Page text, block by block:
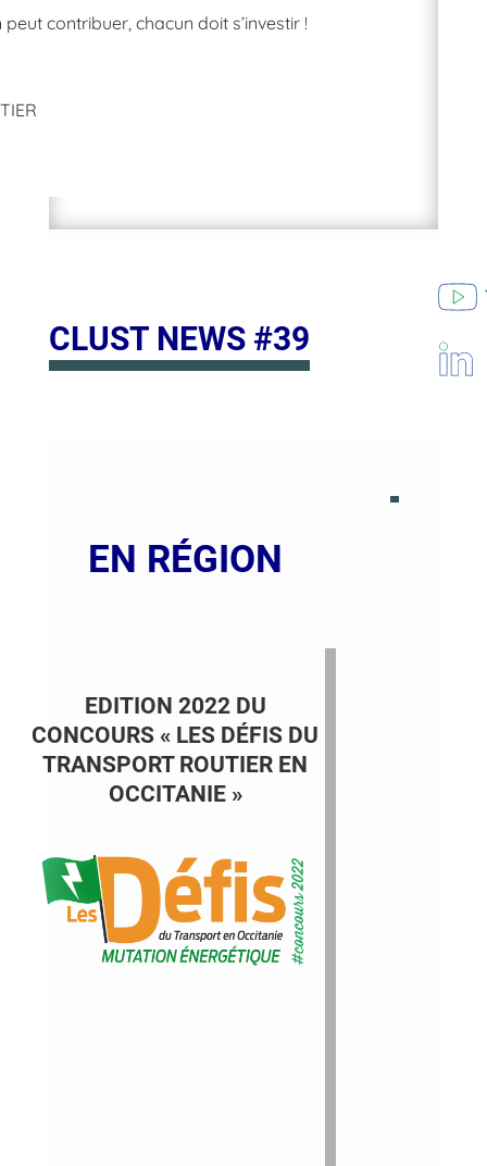
contribuer, chacun doit s’investir !
CLUST NEWS #39
EN RÉGION
EDITION 2022 DU
CONCOURS « LES DÉFIS DU
TRANSPORT ROUTIER EN
OCCITANIE »